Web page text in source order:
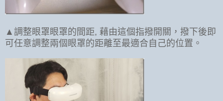
▲調整眼罩眼罩的間距, 藉由這個指撥開關，撥下後即
可任意調整兩個眼罩的距離至最適合自己的位置。